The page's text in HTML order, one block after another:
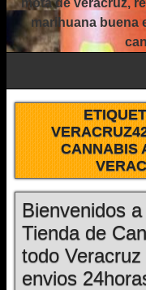
mota de veracruz,
marihuana buena
CANNABIS
Bienvenidos
Tienda de
todo
envios